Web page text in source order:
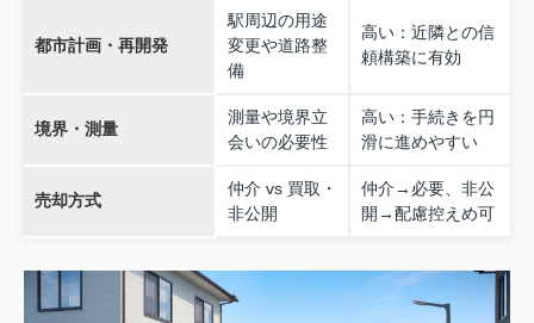
都市計画・再開発
駅周辺の用途
変更や道路整
備
高い：近隣との信
頼構築に有効
境界・測量
測量や境界立
会いの必要性
高い：手続きを円
滑に進めやすい
売却方式
仲介 vs 買取・
非公開
仲介→必要、非公
開→配慮控えめ可